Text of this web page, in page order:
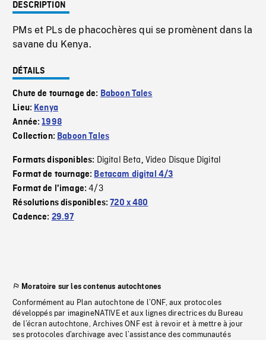
DESCRIPTION
PMs et PLs de phacochères qui se promènent dans la
savane du Kenya.
DÉTAILS
Chute de tournage de: Baboon Tales
Lieu: Kenya
Année:1998
Collection: Baboon Tales
Formats disponibles: Digital Beta, Video Disque Digital
Format de tournage: Betacam digital 4/3
Format de l'image:4/3
Résolutions disponibles:720 x 480
Cadence: 29.97
Moratoire sur les contenus autochtones
Conformément au Plan autochtone de l’ONF, aux protocoles
développés par imagineNATIVE et aux lignes directrices du Bureau
de l’écran autochtone, Archives ONF est à revoir et à mettre à jour
ses protocoles d’archivage avec l’assistance des communautés